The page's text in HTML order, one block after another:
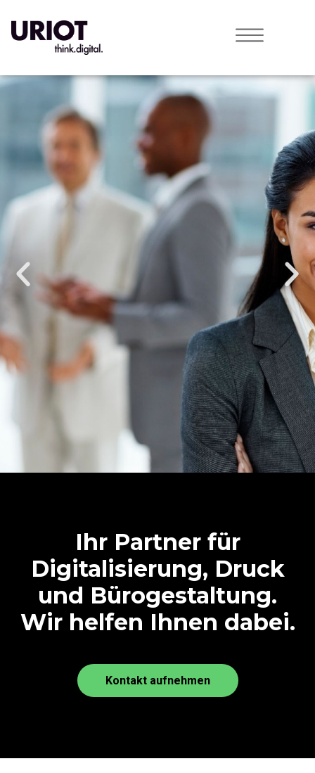
Unternehmen
Dokumente, Druck,
Medientechnik und Büro –
aufeinander abgestimmt aus
vieler Schnittstellen.
Ihr Partner für
Digitalisierung, Druck
und Bürogestaltung.
Wir helfen Ihnen dabei.
Kontakt aufnehmen